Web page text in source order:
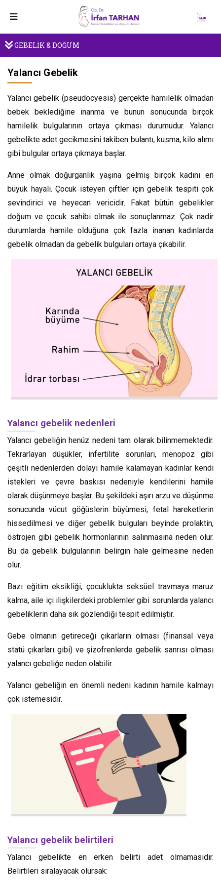
GEBELİK & DOĞUM
Yalancı Gebelik
Yalancı gebelik (pseudocyesis) gerçekte hamilelik olmadan
bebek beklediğine inanma ve bunun sonucunda birçok
hamilelik bulgularının ortaya çıkması durumudur. Yalancı
gebelikte adet gecikmesini takiben bulantı, kusma, kilo alımı
gibi bulgular ortaya çıkmaya başlar.
Anne olmak doğurganlık yaşına gelmiş birçok kadını en
büyük hayali. Çocuk isteyen çiftler için gebelik tespiti çok
sevindirici ve heyecan vericidir. Fakat bütün gebelikler
doğum ve çocuk sahibi olmak ile sonuçlanmaz. Çok nadir
durumlarda hamile olduğuna çok fazla inanan kadınlarda
gebelik olmadan da gebelik bulguları ortaya çıkabilir.
Yalancı gebelik nedenleri
Yalancı gebeliğin henüz nedeni tam olarak bilinmemektedir.
Tekrarlayan düşükler, infertilite sorunları, menopoz gibi
çeşitli nedenlerden dolayı hamile kalamayan kadınlar kendi
istekleri ve çevre baskısı nedeniyle kendilerini hamile
olarak düşünmeye başlar. Bu şekildeki aşırı arzu ve düşünme
sonucunda vücut göğüslerin büyümesi, fetal hareketlerin
hissedilmesi ve diğer gebelik bulguları beyinde prolaktin,
östrojen gibi gebelik hormonlarının salınmasına neden olur.
Bu da gebelik bulgularının belirgin hale gelmesine neden
olur.
Bazı eğitim eksikliği, çocuklukta seksüel travmaya maruz
kalma, aile içi ilişkilerdeki problemler gibi sorunlarda yalancı
gebeliklerin daha sık gözlendiği tespit edilmiştir.
Gebe olmanın getireceği çıkarların olması (finansal veya
statü çıkarları gibi) ve şizofrenlerde gebelik sanrısı olması
yalancı gebeliğe neden olabilir.
Yalancı gebeliğin en önemli nedeni kadının hamile kalmayı
çok istemesidir.
Yalancı gebelik belirtileri
Yalancı gebelikte en erken belirti adet olmamasıdır.
Belirtileri sıralayacak olursak: